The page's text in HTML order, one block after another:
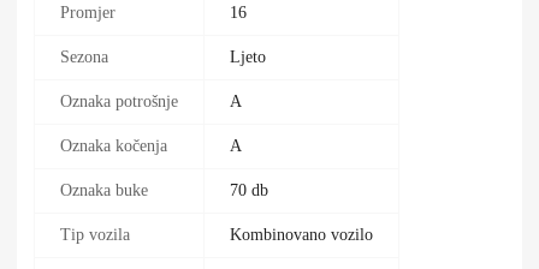
Promjer 16
Sezona Ljeto
Oznaka potrošnje A
Oznaka kočenja A
Oznaka buke 70 db
Tip vozila Kombinovano vozilo